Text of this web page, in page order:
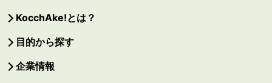
KocchAke!とは？
目的から探す
企業情報